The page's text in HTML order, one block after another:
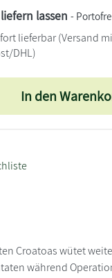
lassen -
lieferbar(Versand
DHL)
In den
Croatoas wütet
während